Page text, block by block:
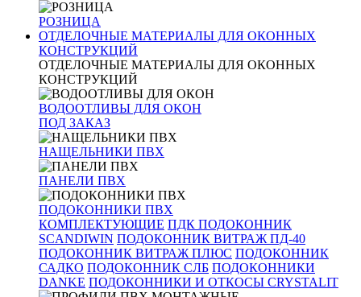
РОЗНИЦА
ОТДЕЛОЧНЫЕ МАТЕРИАЛЫ ДЛЯ ОКОННЫХ
КОНСТРУКЦИЙ
ОТДЕЛОЧНЫЕ МАТЕРИАЛЫ ДЛЯ ОКОННЫХ
КОНСТРУКЦИЙ
ВОДООТЛИВЫ ДЛЯ ОКОН
ПОД ЗАКАЗ
НАЩЕЛЬНИКИ ПВХ
ПАНЕЛИ ПВХ
ПОДОКОННИКИ ПВХ
КОМПЛЕКТУЮЩИЕ ПДК ПОДОКОННИК
SCANDIWIN ПОДОКОННИК ВИТРАЖ ПД-40
ПОДОКОННИК ВИТРАЖ ПЛЮС ПОДОКОННИК
САДКО ПОДОКОННИК СЛБ ПОДОКОННИКИ
DANKE ПОДОКОННИКИ И ОТКОСЫ CRYSTALIT